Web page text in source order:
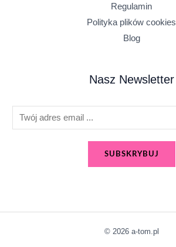
Regulamin
Polityka plików cookies
Blog
Nasz Newsletter
m
SUBSKRYBUJ
© 2026 a-tom.pl